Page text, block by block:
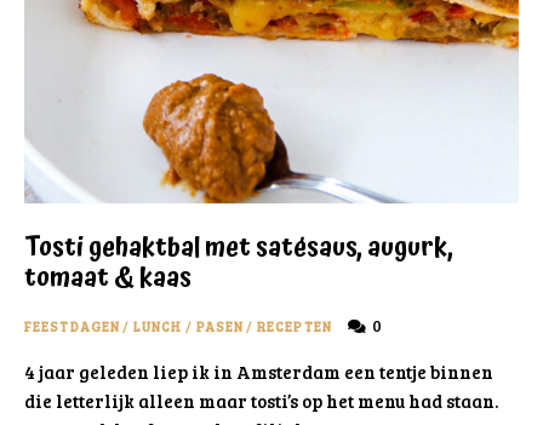
Tosti gehaktbal met satésaus, augurk,
tomaat & kaas
FEESTDAGEN/ LUNCH / PASEN/ RECEPTEN 0
4 jaar geleden liep ik in Amsterdam een tentje binnen
die letterlijk alleen maar tosti’s op het menu had staan.